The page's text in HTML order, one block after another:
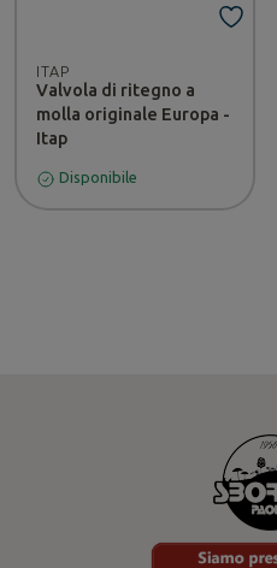
ITAP
Valvola di ritegno a
molla originale Europa -
Itap
Disponibile